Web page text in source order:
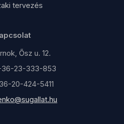
tervezés
Ősz u. 12.
23-333-853
20-424-5411